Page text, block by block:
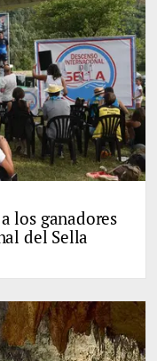
los ganadores
del Sella